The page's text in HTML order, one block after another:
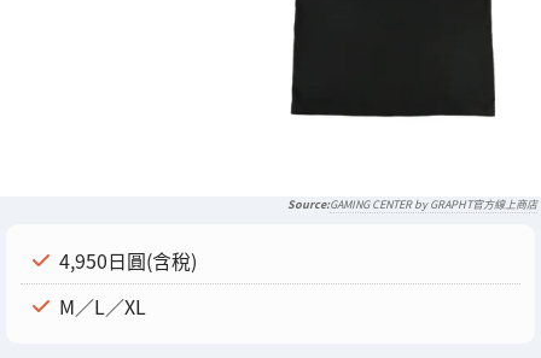
GAMING CENTER by GRAPHT官方線上商店
4,950日圓(含稅)
M／L／XL